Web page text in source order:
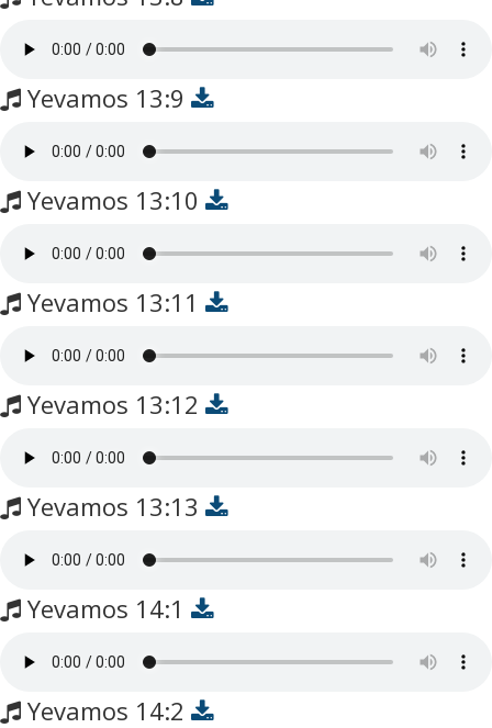
Yevamos 13:9
Yevamos 13:10
Yevamos 13:11
Yevamos 13:12
Yevamos 13:13
Yevamos 14:1
Yevamos 14:2